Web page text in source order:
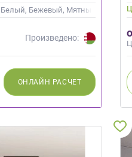
Белый, Бежевый, Мятный,
Произведено:
ОНЛАЙН РАСЧЕТ